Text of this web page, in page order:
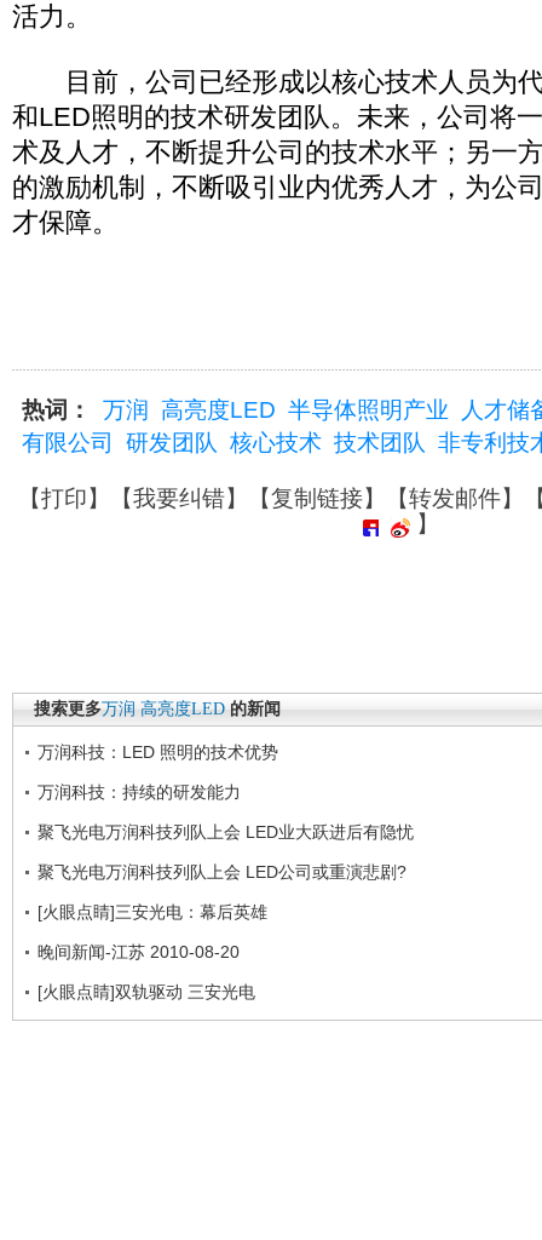
活力。
目前，公司已经形成以核心技术人员为
和LED照明的技术研发团队。未来，公司将
术及人才，不断提升公司的技术水平；另一
的激励机制，不断吸引业内优秀人才，为公
才保障。
热词： 万润 高亮度LED 半导体照明产业
人才储
有限公司
研发团队 核心技术 技术团队 非专利技
【打印】【我要纠错】【复制链接】【转发邮件】
】
搜索更多万润 高亮度LED 的新闻
万润科技：LED 照明的技术优势
万润科技：持续的研发能力
聚飞光电万润科技列队上会 LED业大跃进后有隐忧
聚飞光电万润科技列队上会 LED公司或重演悲剧?
[火眼点睛]三安光电：幕后英雄
晚间新闻-江苏 2010-08-20
[火眼点睛]双轨驱动 三安光电